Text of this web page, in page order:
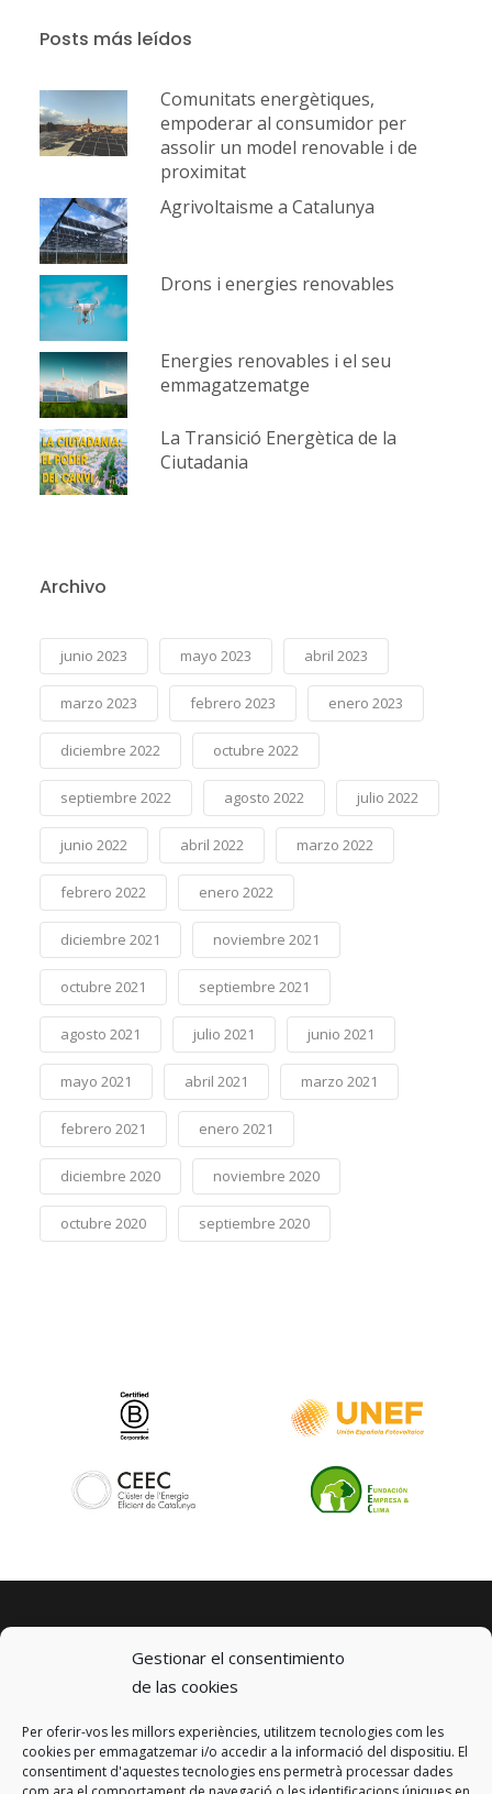
Gestionar el consentimiento
de las cookies
Per oferir-vos les millors experiències, utilitzem tecnologies com les
cookies per emmagatzemar i/o accedir a la informació del dispositiu. El
consentiment d'aquestes tecnologies ens permetrà processar dades
Posts más leídos
Comunitats energètiques,
empoderar al consumidor per
assolir un model renovable i de
proximitat
Agrivoltaisme a Catalunya
Drons i energies renovables
Energies renovables i el seu
emmagatzematge
La Transició Energètica de la
Ciutadania
Archivo
junio 2023 mayo 2023 abril 2023
marzo 2023 febrero 2023 enero 2023
diciembre 2022 octubre 2022
septiembre 2022 agosto 2022 julio 2022
junio 2022 abril 2022 marzo 2022
febrero 2022 enero 2022
diciembre 2021 noviembre 2021
octubre 2021 septiembre 2021
agosto 2021 julio 2021 junio 2021
mayo 2021 abril 2021 marzo 2021
febrero 2021 enero 2021
diciembre 2020 noviembre 2020
octubre 2020 septiembre 2020
© 2023 km0 Energy
Carrer Baldrich 222-226
08223 Terrassa, Barcelona